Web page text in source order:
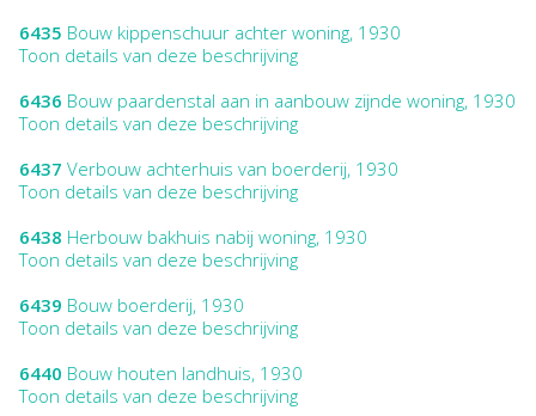
6435 Bouw kippenschuur achter woning, 1930
Toon details van deze beschrijving
6436 Bouw paardenstal aan in aanbouw zijnde woning, 1930
Toon details van deze beschrijving
6437 Verbouw achterhuis van boerderij, 1930
Toon details van deze beschrijving
6438 Herbouw bakhuis nabij woning, 1930
Toon details van deze beschrijving
6439 Bouw boerderij, 1930
Toon details van deze beschrijving
6440 Bouw houten landhuis, 1930
Toon details van deze beschrijving